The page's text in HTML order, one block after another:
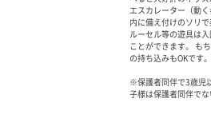
エスカレーター（動
内に備え付けのソリ
ルーセル等の遊具は
ことができます。 も
の持ち込みもOKです。
※保護者同伴で3歳児
子様は保護者同伴でな